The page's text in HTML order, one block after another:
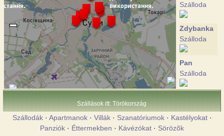
Szálloda
Zdybanka
Szálloda
Pan
Szálloda
Szálloda
Psyol
Szállások itt: Törökország
Szállodák· Apartmanok· Villák· Szanatóriumok· Kastélyokat·
Panziók · Éttermekben · Kávézókat · Sörözõk